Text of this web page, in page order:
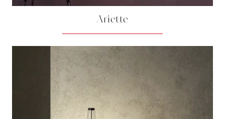
Ariette